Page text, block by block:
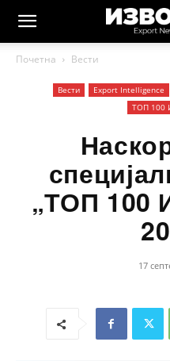
Почетна Вести
Вести Еxport Intelligence
ТОП 100
„ТОП 100
17